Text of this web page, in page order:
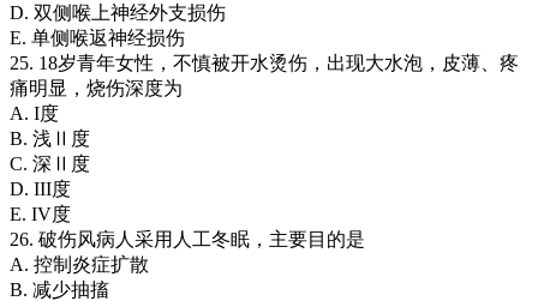
D. 双侧喉上神经外支损伤
E. 单侧喉返神经损伤
25. 18岁青年女性，不慎被开水烫伤，出现大水泡，皮薄、疼
痛明显，烧伤深度为
A. I度
B. 浅Ⅱ度
C. 深Ⅱ度
D. III度
E. IV度
26. 破伤风病人采用人工冬眠，主要目的是
A. 控制炎症扩散
B. 减少抽搐